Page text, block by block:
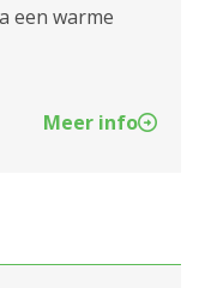
een warme
Meer info